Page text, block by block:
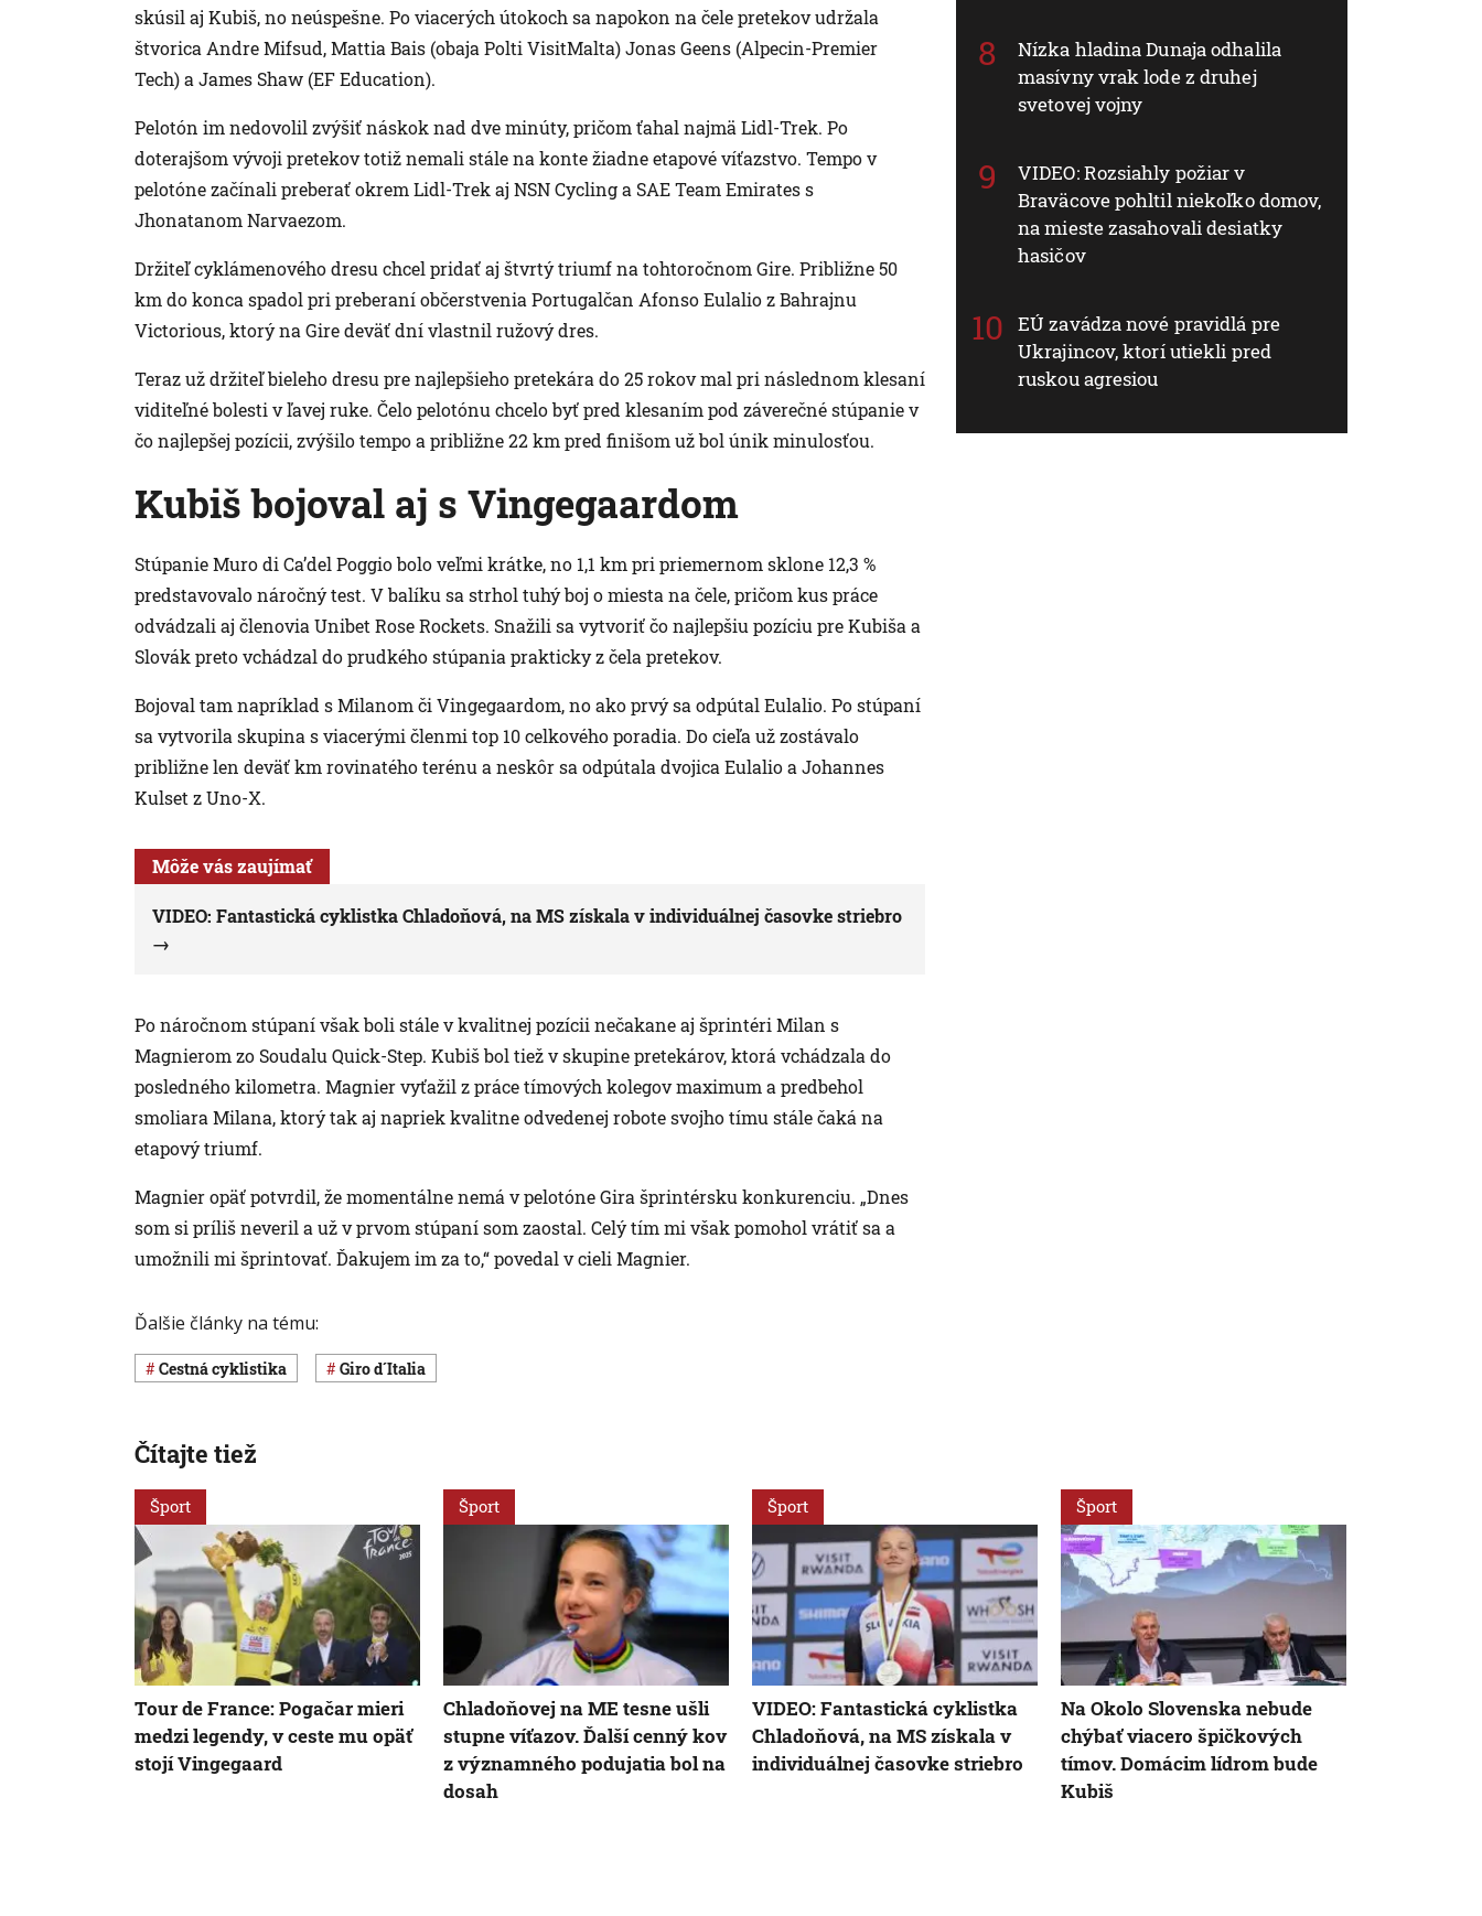
skúsil aj Kubiš, no neúspešne. Po viacerých útokoch sa napokon na čele pretekov udržala
štvorica Andre Mifsud, Mattia Bais (obaja Polti VisitMalta) Jonas Geens (Alpecin-Premier
Tech) a James Shaw (EF Education).
Pelotón im nedovolil zvýšiť náskok nad dve minúty, pričom ťahal najmä Lidl-Trek. Po
doterajšom vývoji pretekov totiž nemali stále na konte žiadne etapové víťazstvo. Tempo v
pelotóne začínali preberať okrem Lidl-Trek aj NSN Cycling a SAE Team Emirates s
Jhonatanom Narvaezom.
Držiteľ cyklámenového dresu chcel pridať aj štvrtý triumf na tohtoročnom Gire. Približne 50
km do konca spadol pri preberaní občerstvenia Portugalčan Afonso Eulalio z Bahrajnu
Victorious, ktorý na Gire deväť dní vlastnil ružový dres.
Teraz už držiteľ bieleho dresu pre najlepšieho pretekára do 25 rokov mal pri následnom klesaní
viditeľné bolesti v ľavej ruke. Čelo pelotónu chcelo byť pred klesaním pod záverečné stúpanie v
čo najlepšej pozícii, zvýšilo tempo a približne 22 km pred finišom už bol únik minulosťou.
Kubiš bojoval aj s Vingegaardom
Stúpanie Muro di Ca’del Poggio bolo veľmi krátke, no 1,1 km pri priemernom sklone 12,3 %
predstavovalo náročný test. V balíku sa strhol tuhý boj o miesta na čele, pričom kus práce
odvádzali aj členovia Unibet Rose Rockets. Snažili sa vytvoriť čo najlepšiu pozíciu pre Kubiša a
Slovák preto vchádzal do prudkého stúpania prakticky z čela pretekov.
Bojoval tam napríklad s Milanom či Vingegaardom, no ako prvý sa odpútal Eulalio. Po stúpaní
sa vytvorila skupina s viacerými členmi top 10 celkového poradia. Do cieľa už zostávalo
približne len deväť km rovinatého terénu a neskôr sa odpútala dvojica Eulalio a Johannes
Kulset z Uno-X.
Môže vás zaujímať
VIDEO: Fantastická cyklistka Chladoňová, na MS získala v individuálnej časovke striebro
Po náročnom stúpaní však boli stále v kvalitnej pozícii nečakane aj šprintéri Milan s
Magnierom zo Soudalu Quick-Step. Kubiš bol tiež v skupine pretekárov, ktorá vchádzala do
posledného kilometra. Magnier vyťažil z práce tímových kolegov maximum a predbehol
smoliara Milana, ktorý tak aj napriek kvalitne odvedenej robote svojho tímu stále čaká na
etapový triumf.
Magnier opäť potvrdil, že momentálne nemá v pelotóne Gira šprintérsku konkurenciu. „Dnes
som si príliš neveril a už v prvom stúpaní som zaostal. Celý tím mi však pomohol vrátiť sa a
umožnili mi šprintovať. Ďakujem im za to,“ povedal v cieli Magnier.
Ďalšie články na tému:
cestná cyklistika Giro d´Italia
Nízka hladina Dunaja odhalila
masívny vrak lode z druhej
svetovej vojny
VIDEO: Rozsiahly požiar v
Braväcove pohltil niekoľko domov,
na mieste zasahovali desiatky
hasičov
EÚ zavádza nové pravidlá pre
Ukrajincov, ktorí utiekli pred
ruskou agresiou
Čítajte tiež
Šport
Tour de France: Pogačar mieri
medzi legendy, v ceste mu opäť
stojí Vingegaard
Šport
Chladoňovej na ME tesne ušli
stupne víťazov. Ďalší cenný kov
z významného podujatia bol na
dosah
Šport
VIDEO: Fantastická cyklistka
Chladoňová, na MS získala v
individuálnej časovke striebro
Šport
Na Okolo Slovenska nebude
chýbať viacero špičkových
tímov. Domácim lídrom bude
Kubiš